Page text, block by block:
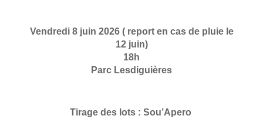
Vendredi 8 juin 2026 ( report en cas de pluie le
12 juin)
18h
Parc Lesdiguières
Tirage des lots : Sou’Apero